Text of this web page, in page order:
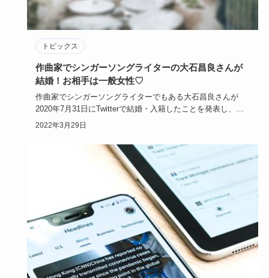
トピックス
作曲家でシンガーソングライターの大石昌良さんが
結婚！お相手は一般女性♡
作曲家でシンガーソングライターでもある大石昌良さんが
2020年7月31日にTwitterで結婚・入籍したことを発表し、世
間…
2022年3月29日